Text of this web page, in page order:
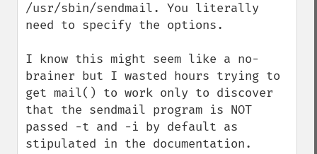
/usr/sbin/sendmail. You literally
need to specify the options.
I know this might seem like a no-
brainer but I wasted hours trying to
get mail() to work only to discover
that the sendmail program is NOT
passed -t and -i by default as
stipulated in the documentation.